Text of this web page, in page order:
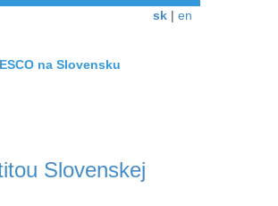
sk | en
na Slovensku
Slovenskej